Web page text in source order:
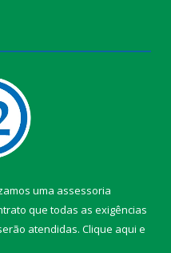
uma assessoria
que todas as exigências
atendidas. Clique aqui e